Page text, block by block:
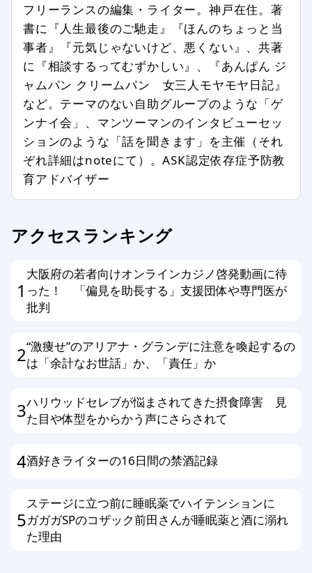
記事との関係が認められない場合
特定の個人、組織を誹謗中傷し、名誉
を傷つける内容を含む場合
第三者の著作権などを侵害する内容を
含む場合
特定の企業や団体、商品の宣伝、販売
促進を主な目的とする場合
事実に反した情報や誤解させる内容を
書いている場合
公序良俗、法令に反した内容の情報を
個人情報を書き込んだ場合
がある場合
その他、編集スタッフが不適切と判断
編集方針に同意する方のみ投稿ができ
ます。以上、あらかじめ、ご了承くだ
フリーランスの編集・ライター。神戸在住。著
書に『人生最後のご馳走』『ほんのちょっと当
事者』『元気じゃないけど、悪くない』、共著
に『相談するってむずかしい』、『あんぱん ジ
ャムパン クリームパン 女三人モヤモヤ日記』
など。テーマのない自助グループのような「ゲ
ンナイ会」、マンツーマンのインタビューセッ
ションのような「話を聞きます」を主催（それ
ぞれ詳細はnoteにて）。ASK認定依存症予防教
育アドバイザー
アクセスランキング
1
大阪府の若者向けオンラインカジノ啓発動画に待
った！ 「偏見を助長する」支援団体や専門医が
批判
2“激痩せ”のアリアナ・グランデに注意を喚起するの
は「余計なお世話」か、「責任」か
3ハリウッドセレブが悩まされてきた摂食障害 見
た目や体型をからかう声にさらされて
4酒好きライターの16日間の禁酒記録
5
ステージに立つ前に睡眠薬でハイテンションに
ガガガSPのコザック前田さんが睡眠薬と酒に溺れ
た理由